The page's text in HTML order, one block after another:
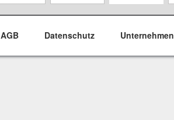
AGB Datenschutz Unternehmen